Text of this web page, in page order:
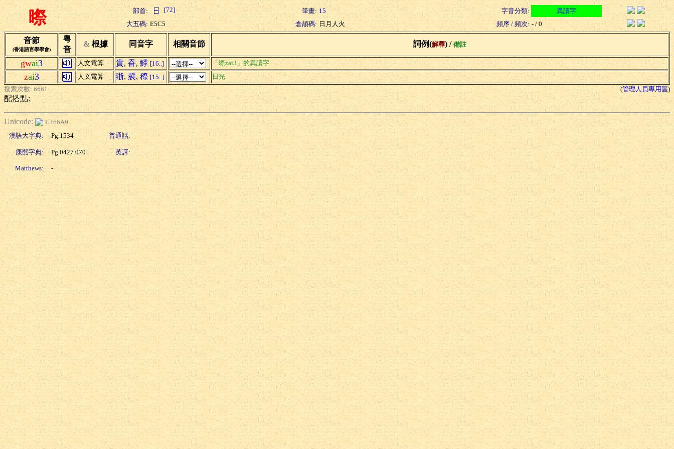
暩 部首: [72] 筆畫: 15 字音分類:
異讀字
大五碼: E5C5 倉頡碼: 日月人火 頻序 / 頻次: - / 0
音節
(香港語言學學會)
粵
音
& 根據 同音字 相關音節 詞例(解釋) / 備註
gwai3 人文電算 貴, 昋, 鯚 [16..] 「暩zai3」的異讀字
zai3 人文電算 狾, 裚, 穄 [15..]
日光
搜索次數: 6661
(管理人員專用區)
配搭點:
Unicode:
U+66A9
漢語大字典:
Pg.1534 普通話:
康熙字典: Pg.0427.070 英譯:
Matthews: -